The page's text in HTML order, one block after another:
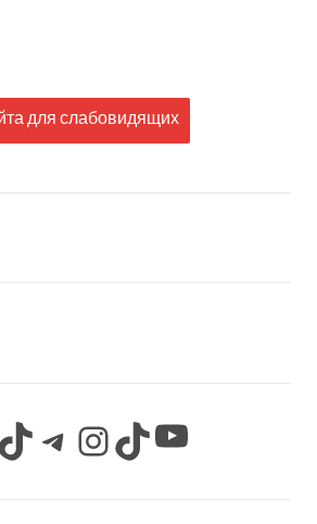
для слабовидящих
Telegram InstagramTikTok YouTube